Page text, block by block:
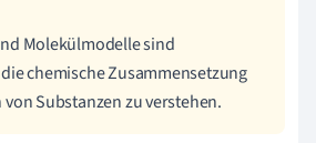
Molekülmodelle sind
chemische Zusammensetzung
Substanzen zu verstehen.